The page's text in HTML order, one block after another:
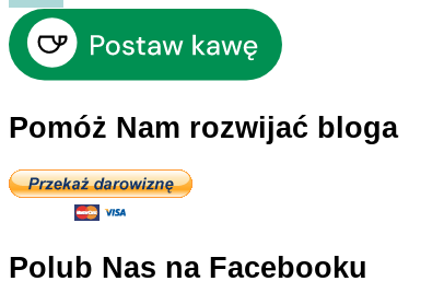
Pomóż Nam rozwijać bloga
Polub Nas na Facebooku